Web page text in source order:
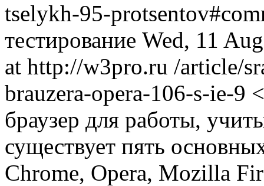
tselykh-95-
тестирование Wed, 11
at http://w3pro.ru /article/
brauzera-opera-106-s-ie-9
браузер для работы,
существует пять
Chrome, Opera, Mozilla